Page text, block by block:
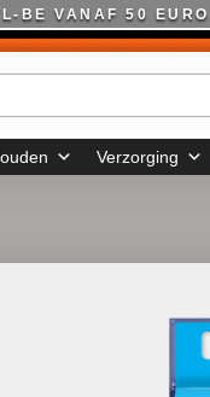
BE VANAF 50 EURO
Verzorging